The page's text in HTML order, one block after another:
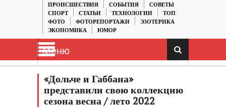
ПРОИСШЕСТВИЯ
СОБЫТИЯ
СОВЕТЫ
СПОРТ
СТАТЬИ ТЕХНОЛОГИИ
ТОП
ФОТО
ФОТОРЕПОРТАЖИ
ЭЗОТЕРИКА
ЭКОНОМИКА
ЮМОР
Меню
«Дольче и Габбана»
представили свою коллекцию
сезона весна / лето 2022